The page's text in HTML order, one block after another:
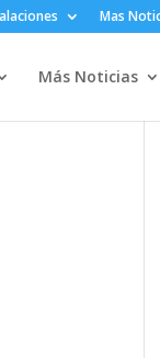
Mas
Más Noticias